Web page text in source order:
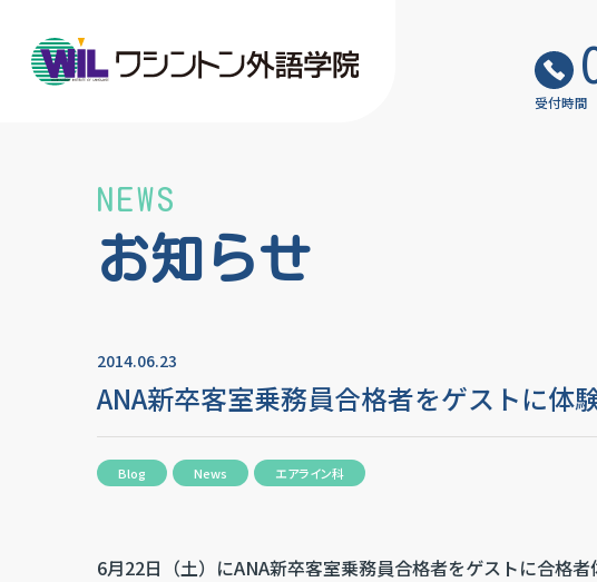
受付時間
お知らせ
NEWS
2014.06.23
ANA新卒客室乗務員合格者をゲストに体
Blog News エアライン科
6月22日（土）にANA新卒客室乗務員合格者をゲストに合格者